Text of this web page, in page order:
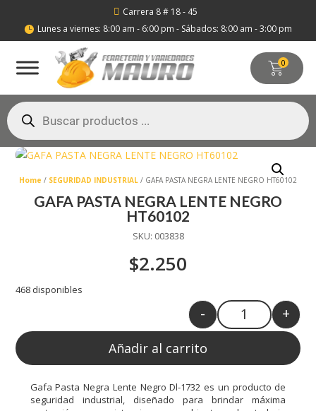
 Carrera 8 # 18 - 45
 Lunes a viernes: 8:00 am - 6:00 pm - Sábados: 8:00 am - 3:00 pm
0
Búsqueda
de
productos
Home / SEGURIDAD INDUSTRIAL / GAFA PASTA NEGRA LENTE NEGRO HT60102
GAFA PASTA NEGRA LENTE NEGRO
HT60102
SKU: 003838
$2.250
468 disponibles
Quantity
- +
Añadir al carrito
Gafa Pasta Negra Lente Negro Dl-1732 es un producto de
seguridad industrial, diseñado para brindar máxima